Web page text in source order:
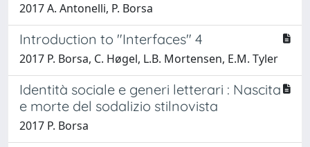
2017 A. Antonelli, P. Borsa
Introduction to "Interfaces" 4
2017 P. Borsa, C. Høgel, L.B. Mortensen, E.M. Tyler
Identità sociale e generi letterari : Nascita
e morte del sodalizio stilnovista
2017 P. Borsa